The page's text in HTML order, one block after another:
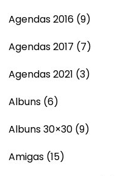
Agendas 2016 (9)
Agendas 2017 (7)
Agendas 2021 (3)
Albuns (6)
Albuns 30×30 (9)
Amigas (15)